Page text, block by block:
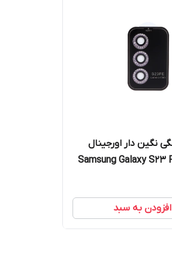
نگین دار اورجینال
افزودن به سبد